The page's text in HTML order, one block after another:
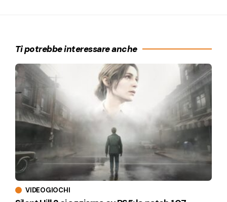
Ti potrebbe interessare anche
VIDEOGIOCHI